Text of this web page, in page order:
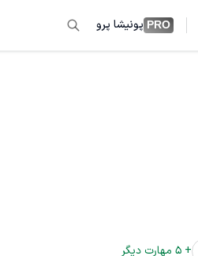
PRO پونیشا پرو
+
5 مهارت دیگر